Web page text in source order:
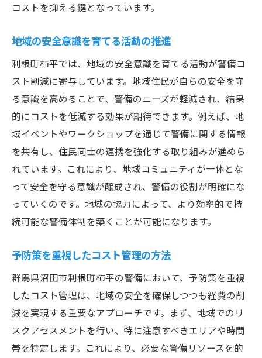
コストを抑える鍵となっています。
地域の安全意識を育てる活動の推進
利根町柿平では、地域の安全意識を育てる活動が警備コ
スト削減に寄与しています。地域住民が自らの安全を守
る意識を高めることで、警備のニーズが軽減され、結果
的にコストを低減する効果が期待できます。例えば、地
域イベントやワークショップを通じて警備に関する情報
を共有し、住民同士の連携を強化する取り組みが進めら
れています。これにより、地域コミュニティが一体とな
って安全を守る意識が醸成され、警備の役割が明確にな
っていくのです。地域の協力によって、より効率的で持
続可能な警備体制を築くことが可能になります。
予防策を重視したコスト管理の方法
群馬県沼田市利根町柿平の警備において、予防策を重視
したコスト管理は、地域の安全を確保しつつも経費の削
減を実現する重要なアプローチです。まず、地域でのリ
スクアセスメントを行い、特に注意すべきエリアや時間
帯を特定します。これにより、必要な警備リソースを的